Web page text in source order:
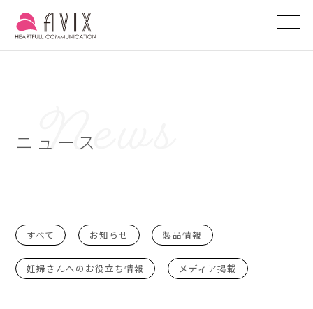
ニュース
すべて お知らせ 製品情報
妊婦さんへのお役立ち情報 メディア掲載